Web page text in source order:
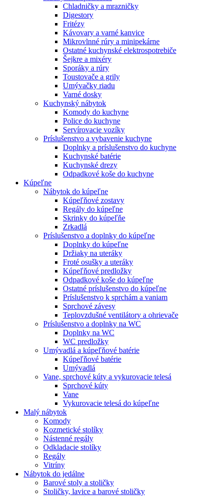
Chladničky a mrazničky
Digestory
Fritézy
Kávovary a varné kanvice
Mikrovlnné rúry a minipekárne
Ostatné kuchynské elektrospotrebiče
Šejkre a mixéry
Sporáky a rúry
Toustovače a grily
Umývačky riadu
Varné dosky
Kuchynský nábytok
Komody do kuchyne
Police do kuchyne
Servírovacie vozíky
Príslušenstvo a vybavenie kuchyne
Doplnky a príslušenstvo do kuchyne
Kuchynské batérie
Kuchynské drezy
Odpadkové koše do kuchyne
Kúpeľne
Nábytok do kúpeľne
Kúpeľňové zostavy
Regály do kúpeľne
Skrinky do kúpeľňe
Zrkadlá
Príslušenstvo a doplnky do kúpeľne
Doplnky do kúpeľne
Držiaky na uteráky
Froté osušky a uteráky
Kúpeľňové predložky
Odpadkové koše do kúpeľne
Ostatné príslušenstvo do kúpeľne
Príslušenstvo k sprchám a vaniam
Sprchové závesy
Teplovzdušné ventilátory a ohrievače
Príslušenstvo a doplnky na WC
Doplnky na WC
WC predložky
Umývadlá a kúpeľňové batérie
Kúpeľňové batérie
Umývadlá
Vane, sprchové kúty a vykurovacie telesá
Sprchové kúty
Vane
Vykurovacie telesá do kúpeľne
Malý nábytok
Komody
Kozmetické stolíky
Nástenné regály
Odkladacie stolíky
Regály
Vitríny
Nábytok do jedálne
Barové stoly a stoličky
Stoličky, lavice a barové stoličky